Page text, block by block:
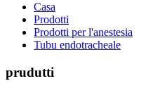
Casa
Prodotti
Prodotti per l'anestesia
Tubu endotracheale
prudutti